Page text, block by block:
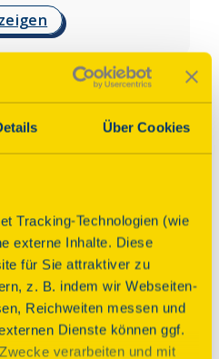
Über Cookies
Tracking-Technologien (wie
externe Inhalte. Diese
für Sie attraktiver zu
z. B. indem wir Webseiten-
Reichweiten messen und
Dienste können ggf.
verarbeiten und mit
vormals den Heiligen
wird in ihrer
in seiner äußeren Gestalt
Bauwerk der
eher seltene
erstreckt sich auf eine
mit einer Raumhöhe
Gewölbedecke
13 äußeren